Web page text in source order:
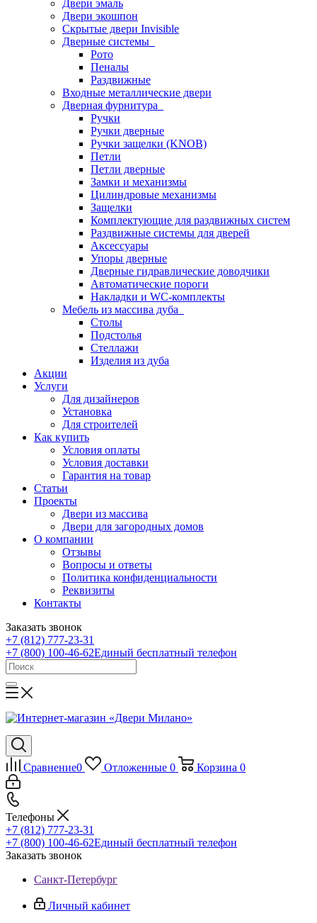
Двери эмаль
Двери экошпон
Скрытые двери Invisible
Дверные системы
Рото
Пеналы
Раздвижные
Входные металлические двери
Дверная фурнитура
Ручки
Ручки дверные
Ручки защелки (KNOB)
Петли
Петли дверные
Замки и механизмы
Цилиндровые механизмы
Защелки
Комплектующие для раздвижных систем
Раздвижные системы для дверей
Аксессуары
Упоры дверные
Дверные гидравлические доводчики
Автоматические пороги
Накладки и WC-комплекты
Мебель из массива дуба
Столы
Подстолья
Стеллажи
Изделия из дуба
Акции
Услуги
Для дизайнеров
Установка
Для строителей
Как купить
Условия оплаты
Условия доставки
Гарантия на товар
Статьи
Проекты
Двери из массива
Двери для загородных домов
О компании
Отзывы
Вопросы и ответы
Политика конфиденциальности
Реквизиты
Контакты
Заказать звонок
+7 (812) 777-23-31
+7 (800) 100-46-62Единый бесплатный телефон
Сравнение0 Отложенные 0 Корзина 0
Телефоны
+7 (812) 777-23-31
+7 (800) 100-46-62Единый бесплатный телефон
Заказать звонок
Санкт-Петербург
Личный кабинет